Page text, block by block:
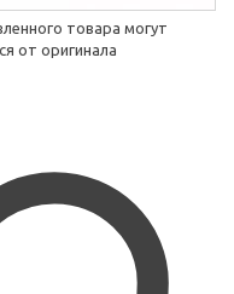
товара могут
от оригинала